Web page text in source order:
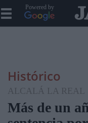
Powered by
Histórico
ALCALÁ LA REAL
Más de un